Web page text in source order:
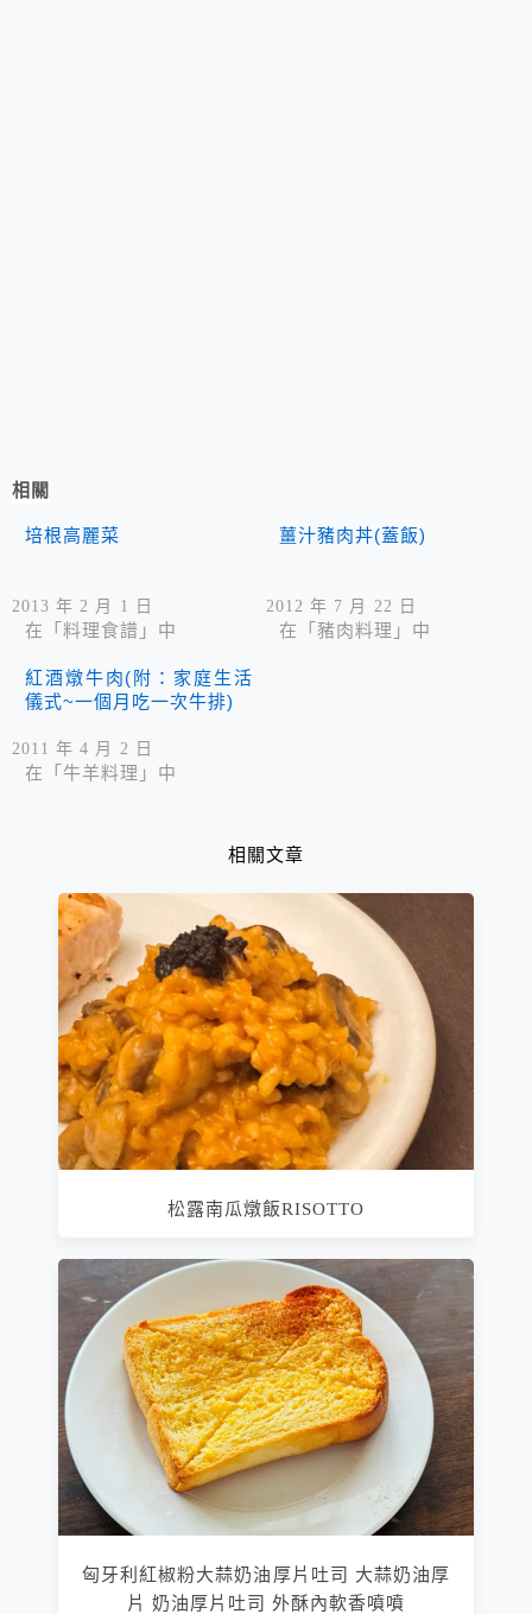
相關
培根高麗菜
2013 年 2 月 1 日
在「料理食譜」中
薑汁豬肉丼(蓋飯)
2012 年 7 月 22 日
在「豬肉料理」中
紅酒燉牛肉(附：家庭生活
儀式~一個月吃一次牛排)
2011 年 4 月 2 日
在「牛羊料理」中
相關文章
松露南瓜燉飯RISOTTO
匈牙利紅椒粉大蒜奶油厚片吐司 大蒜奶油厚
片 奶油厚片吐司 外酥內軟香噴噴